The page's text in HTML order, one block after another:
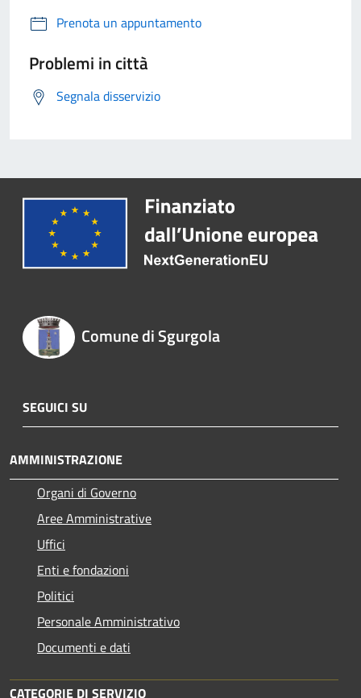
Prenota un appuntamento
Problemi in città
Segnala disservizio
Comune di Sgurgola
SEGUICI SU
AMMINISTRAZIONE
Organi di Governo
Aree Amministrative
Uffici
Enti e fondazioni
Politici
Personale Amministrativo
Documenti e dati
CATEGORIE DI SERVIZIO